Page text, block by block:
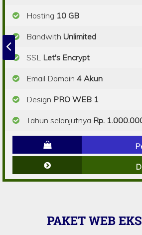
Hosting 10 GB
Bandwith Unlimited
SSL Let's Encrypt
Email Domain 4 Akun
Design PRO WEB 1
Tahun selanjutnya Rp.
PAKET WEB